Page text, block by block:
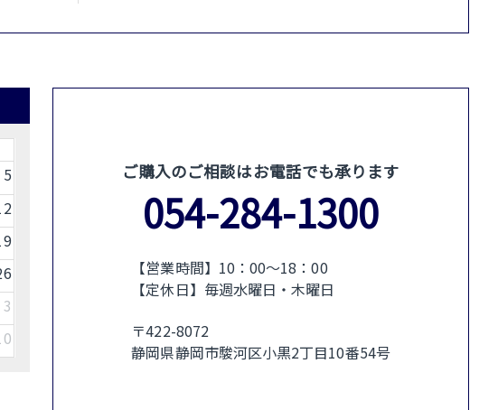
5
3
ご購入のご相談はお電話でも承ります
054-284-1300
【営業時間】10：00〜18：00
【定休日】毎週水曜日・木曜日
〒422-8072
静岡県静岡市駿河区小黒2丁目10番54号